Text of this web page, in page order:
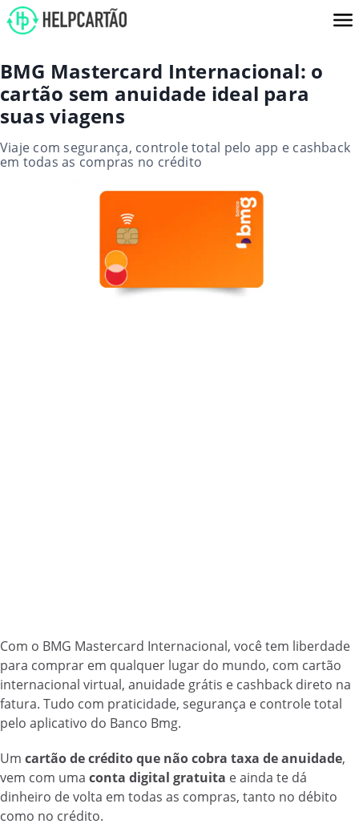
BMG Mastercard Internacional: o
cartão sem anuidade ideal para
suas viagens
Viaje com segurança, controle total pelo app e cashback
em todas as compras no crédito
Com o BMG Mastercard Internacional, você tem liberdade
para comprar em qualquer lugar do mundo, com cartão
internacional virtual, anuidade grátis e cashback direto na
fatura. Tudo com praticidade, segurança e controle total
pelo aplicativo do Banco Bmg.
Um cartão de crédito que não cobra taxa de anuidade,
vem com uma conta digital gratuita e ainda te dá
dinheiro de volta em todas as compras, tanto no débito
como no crédito.